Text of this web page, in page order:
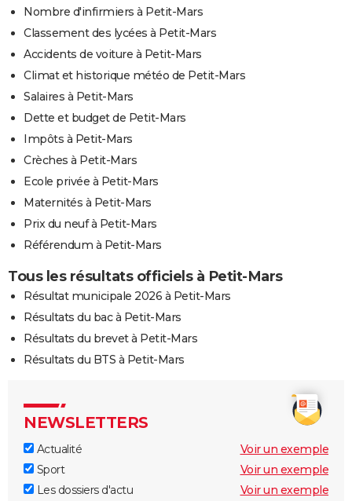
Nombre d'infirmiers à Petit-Mars
Classement des lycées à Petit-Mars
Accidents de voiture à Petit-Mars
Climat et historique météo de Petit-Mars
Salaires à Petit-Mars
Dette et budget de Petit-Mars
Impôts à Petit-Mars
Crèches à Petit-Mars
Ecole privée à Petit-Mars
Maternités à Petit-Mars
Prix du neuf à Petit-Mars
Référendum à Petit-Mars
Tous les résultats officiels à Petit-Mars
Résultat municipale 2026 à Petit-Mars
Résultats du bac à Petit-Mars
Résultats du brevet à Petit-Mars
Résultats du BTS à Petit-Mars
NEWSLETTERS
Actualité
Voir un exemple
Sport
Voir un exemple
Les dossiers d'actu
Voir un exemple